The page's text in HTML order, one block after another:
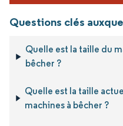
Questions clés
Quelle est la taille du
bêcher ?
Quelle est la taille
machines à bêcher ?